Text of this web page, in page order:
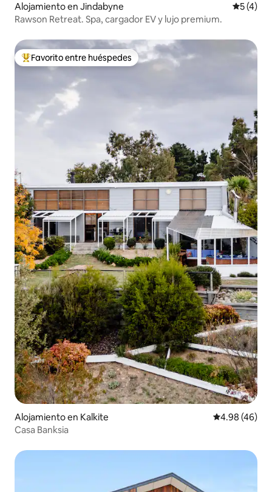
Alojamiento en Jindabyne
5 (4)
Rawson Retreat. Spa, cargador EV y lujo premium.
Favorito entre huéspedes preferido
Favorito entre huéspedes
Alojamiento en Kalkite Calificación
4.98 (46)
Casa Banksia